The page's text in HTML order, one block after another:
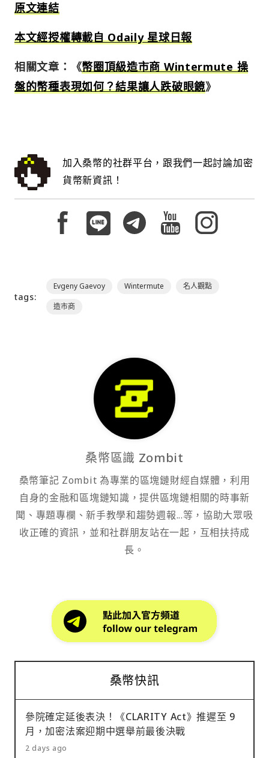
原文連結
本文經授權轉載自 Odaily 星球日報
相關文章：《幣圈頂級造市商 Wintermute 操
盤的幣種表現如何？結果讓人跌破眼鏡》
加入桑幣的社群平台，跟我們一起討論加密
貨幣新資訊！
tags:
Evgeny Gaevoy Wintermute
名人觀點
造市商
桑幣區識 Zombit
桑幣筆記 Zombit 為專業的區塊鏈財經自媒體，利用
自身的金融和區塊鏈知識，提供區塊鏈相關的時事新
聞、專題專欄、新手教學和趨勢週報...等，協助大眾吸
收正確的資訊，並和社群朋友站在一起，互相扶持成
長。
桑幣快訊
參院確定延後表決！《CLARITY Act》推遲至 9
月，加密法案迎期中選舉前最後決戰
2 days ago